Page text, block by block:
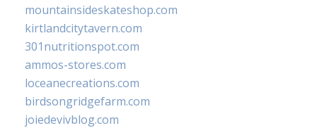
mountainsideskateshop.com
kirtlandcitytavern.com
301nutritionspot.com
ammos-stores.com
loceanecreations.com
birdsongridgefarm.com
joiedevivblog.com